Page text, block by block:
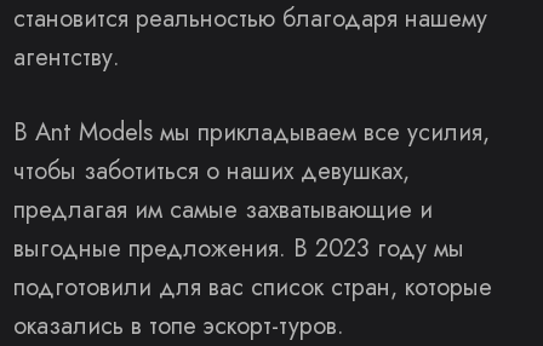
становится реальностью благодаря нашему
агентству.
ВAnt Models мы прикладываем все усилия,
чтобы заботиться о наших девушках,
предлагая им самые захватывающие и
выгодные предложения. В 2023 году мы
подготовили для вас список стран, которые
оказались в топе эскорт-туров.